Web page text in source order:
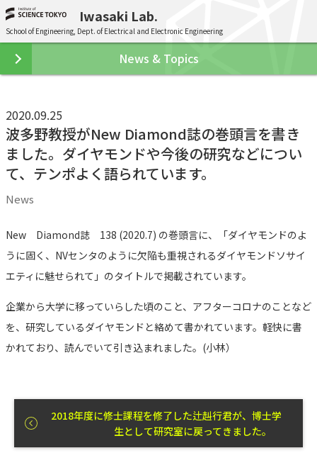
Iwasaki Lab.
School of Engineering, Dept. of Electrical and Electronic Engineering
News & Topics
2020.09.25
波多野教授がNew Diamond誌の巻頭言を書き
ました。ダイヤモンドや今後の研究などについ
て、テンポよく語られています。
News
New Diamond誌 138 (2020.7) の巻頭言に、「ダイヤモンドのよ
うに固く、NVセンタのように欠陥も重視されるダイヤモンドソサイ
エティに魅せられて」のタイトルで掲載されています。
企業から大学に移っていらした頃のこと、アフターコロナのことなど
を、研究しているダイヤモンドと絡めて書かれています。軽快に書
かれており、読んでいて引き込まれました。(小林）
2018年度に修士課程を修了した辻赳行君が、博士学
生として研究室に戻ってきました。